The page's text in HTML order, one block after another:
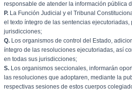
responsable de atender la información pública
P. La Función Judicial y el Tribunal
el texto íntegro de las sentencias
jurisdicciones;
Q. Los organismos de control del Estado,
íntegro de las resoluciones ejecutoriadas, así
en todas sus jurisdicciones;
S. Los organismos seccionales, informarán
las resoluciones que adoptaren, mediante la
respectivas sesiones de estos cuerpos